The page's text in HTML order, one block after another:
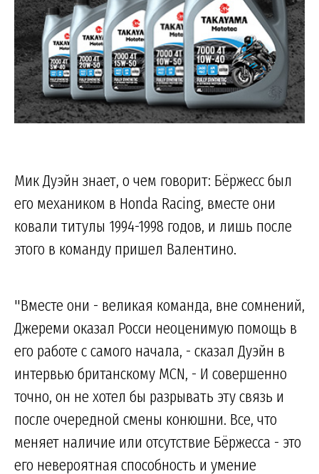
Мик Дуэйн знает, о чем говорит: Бёржесс был
его механиком в Honda Racing, вместе они
ковали титулы 1994-1998 годов, и лишь после
этого в команду пришел Валентино.
"Вместе они - великая команда, вне сомнений,
Джереми оказал Росси неоценимую помощь в
его работе с самого начала, - сказал Дуэйн в
интервью британскому MCN, - И совершенно
точно, он не хотел бы разрывать эту связь и
после очередной смены конюшни. Все, что
меняет наличие или отсутствие Бёржесса - это
его невероятная способность и умение